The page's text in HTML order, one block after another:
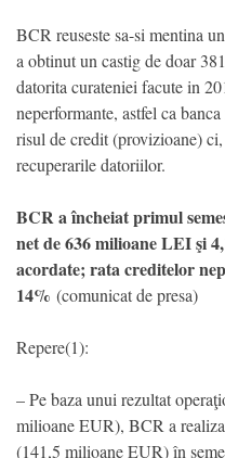
BCR reuseste sa-si mentina
a obtinut un castig de doar
datorita curateniei facute in
neperformante, astfel ca
risul de credit (provizioane)
recuperarile datoriilor.
BCR a încheiat primul
net de 636 milioane LEI şi
acordate; rata creditelor
14% (comunicat de presa)
Repere(1):
– Pe baza unui rezultat
milioane EUR), BCR a
(141,5 milioane EUR) în